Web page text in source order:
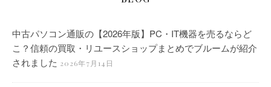
中古パソコン通販の【2026年版】PC・IT機器を売るならど
こ？信頼の買取・リユースショップまとめでブルームが紹介
されました 2026年7月14日